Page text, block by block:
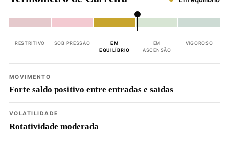
RESTRITIVO SOB PRESSÃO
EM
EQUILÍBRIO
EM
ASCENSÃO
VIGOROSO
MOVIMENTO
Forte saldo positivo entre entradas e saídas
VOLATILIDADE
Rotatividade moderada